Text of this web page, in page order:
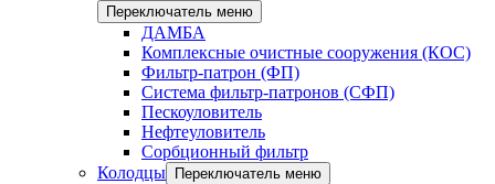
Переключатель меню
ДАМБА
Комплексные очистные сооружения (КОС)
Фильтр-патрон (ФП)
Система фильтр-патронов (СФП)
Пескоуловитель
Нефтеуловитель
Сорбционный фильтр
Колодцы
Переключатель меню